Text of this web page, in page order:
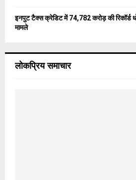
इनपुट टैक्स क्रेडिट में 74,782 करोड़ की रिकॉर्ड
मामले
लोकप्रिय समाचार